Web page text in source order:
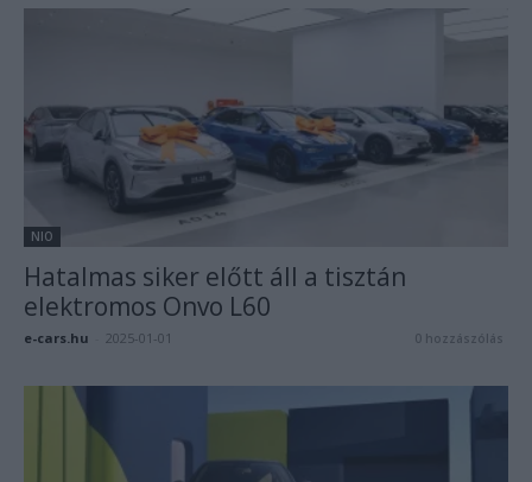
NIO
Hatalmas siker előtt áll a tisztán
elektromos Onvo L60
e-cars.hu 2025-01-01 0 hozzászólás